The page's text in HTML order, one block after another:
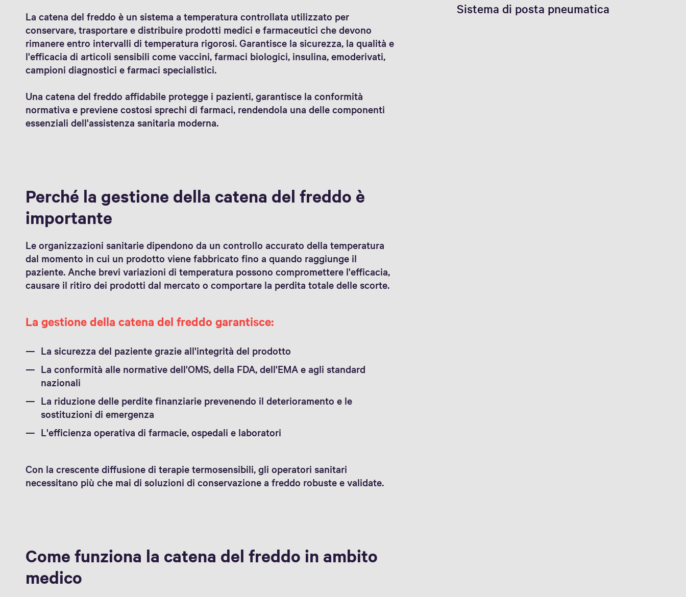
La catena del freddo è un sistema a temperatura controllata utilizzato per
conservare, trasportare e distribuire prodotti medici e farmaceutici che devono
rimanere entro intervalli di temperatura rigorosi. Garantisce la sicurezza, la qualità e
l'efficacia di articoli sensibili come vaccini, farmaci biologici, insulina, emoderivati,
campioni diagnostici e farmaci specialistici.
Una catena del freddo affidabile protegge i pazienti, garantisce la conformità
normativa e previene costosi sprechi di farmaci, rendendola una delle componenti
essenziali dell'assistenza sanitaria moderna.
Perché la gestione della catena del freddo è
importante
Le organizzazioni sanitarie dipendono da un controllo accurato della temperatura
dal momento in cui un prodotto viene fabbricato fino a quando raggiunge il
paziente. Anche brevi variazioni di temperatura possono compromettere l'efficacia,
causare il ritiro dei prodotti dal mercato o comportare la perdita totale delle scorte.
La gestione della catena del freddo garantisce:
La sicurezza del paziente grazie all'integrità del prodotto
La conformità alle normative dell'OMS, della FDA, dell'EMA e agli standard
nazionali
La riduzione delle perdite finanziarie prevenendo il deterioramento e le
sostituzioni di emergenza
L'efficienza operativa di farmacie, ospedali e laboratori
Con la crescente diffusione di terapie termosensibili, gli operatori sanitari
necessitano più che mai di soluzioni di conservazione a freddo robuste e validate.
Come funziona la catena del freddo in ambito
medico
Sistema di posta pneumatica